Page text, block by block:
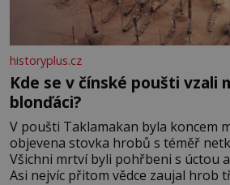
historyplus.cz
Kde se v čínské poušti vzali
blonďáci?
V poušti Taklamakan byla koncem
objevena stovka hrobů s téměř
Všichni mrtví byli pohřbeni s úctou
Asi nejvíc přitom vědce zaujal hrob